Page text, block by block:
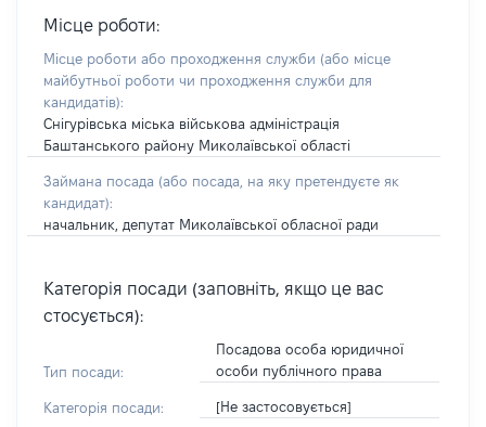
Місце роботи:
Місце роботи або проходження служби (або місце
майбутньої роботи чи проходження служби для
кандидатів):
Снігурівська міська військова адміністрація
Баштанського району Миколаївської області
Займана посада (або посада, на яку претендуєте як
кандидат):
начальник, депутат Миколаївської обласної ради
Категорія посади (заповніть, якщо це вас
стосується):
Тип посади:
Посадова особа юридичної
особи публічного права
Категорія посади: [Не застосовується]